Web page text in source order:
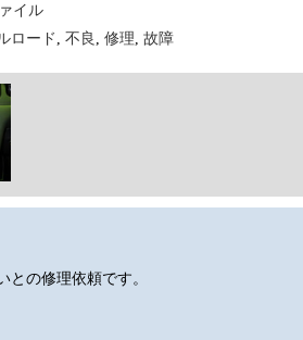
イル
ロード,不良,修理,故障
との修理依頼です。